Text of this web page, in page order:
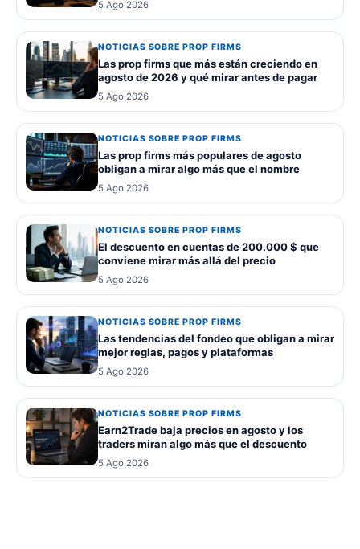
5 Ago 2026
NOTICIAS SOBRE PROP FIRMS
Las prop firms que más están creciendo en
agosto de 2026 y qué mirar antes de pagar
5 Ago 2026
NOTICIAS SOBRE PROP FIRMS
Las prop firms más populares de agosto
obligan a mirar algo más que el nombre
5 Ago 2026
NOTICIAS SOBRE PROP FIRMS
El descuento en cuentas de 200.000 $ que
conviene mirar más allá del precio
5 Ago 2026
NOTICIAS SOBRE PROP FIRMS
Las tendencias del fondeo que obligan a mirar
mejor reglas, pagos y plataformas
5 Ago 2026
NOTICIAS SOBRE PROP FIRMS
Earn2Trade baja precios en agosto y los
traders miran algo más que el descuento
5 Ago 2026